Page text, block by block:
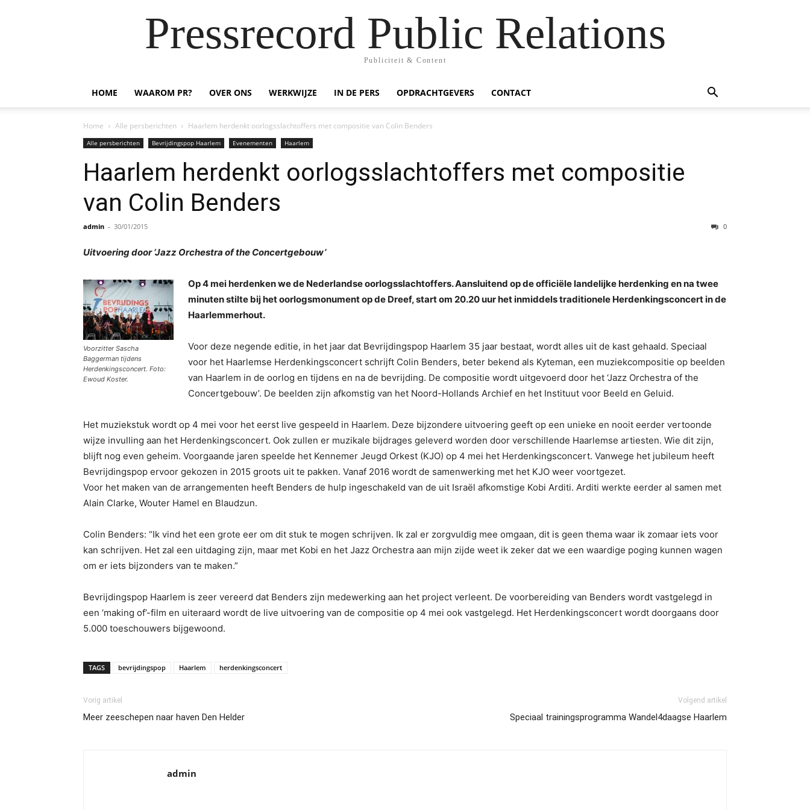
Pressrecord Public Relations
Publiciteit & Content
HOME WAAROM PR? OVER ONS WERKWIJZE IN DE PERS OPDRACHTGEVERS CONTACT
Home Alle persberichten Haarlem herdenkt oorlogsslachtoffers met compositie van Colin Benders
Alle persberichten Bevrijdingspop Haarlem Evenementen Haarlem
Haarlem herdenkt oorlogsslachtoffers met compositie
van Colin Benders
admin - 30/01/2015 0
Uitvoering door ‘Jazz Orchestra of the Concertgebouw’
Voorzitter Sascha
Baggerman tijdens
Herdenkingsconcert. Foto:
Ewoud Koster.
Op 4 mei herdenken we de Nederlandse oorlogsslachtoffers. Aansluitend op de officiële landelijke herdenking en na twee
minuten stilte bij het oorlogsmonument op de Dreef, start om 20.20 uur het inmiddels traditionele Herdenkingsconcert in de
Haarlemmerhout.
Voor deze negende editie, in het jaar dat Bevrijdingspop Haarlem 35 jaar bestaat, wordt alles uit de kast gehaald. Speciaal
voor het Haarlemse Herdenkingsconcert schrijft Colin Benders, beter bekend als Kyteman, een muziekcompositie op beelden
van Haarlem in de oorlog en tijdens en na de bevrijding. De compositie wordt uitgevoerd door het ‘Jazz Orchestra of the
Concertgebouw’. De beelden zijn afkomstig van het Noord-Hollands Archief en het Instituut voor Beeld en Geluid.
Het muziekstuk wordt op 4 mei voor het eerst live gespeeld in Haarlem. Deze bijzondere uitvoering geeft op een unieke en nooit eerder vertoonde
wijze invulling aan het Herdenkingsconcert. Ook zullen er muzikale bijdrages geleverd worden door verschillende Haarlemse artiesten. Wie dit zijn,
blijft nog even geheim. Voorgaande jaren speelde het Kennemer Jeugd Orkest (KJO) op 4 mei het Herdenkingsconcert. Vanwege het jubileum heeft
Bevrijdingspop ervoor gekozen in 2015 groots uit te pakken. Vanaf 2016 wordt de samenwerking met het KJO weer voortgezet.
Voor het maken van de arrangementen heeft Benders de hulp ingeschakeld van de uit Israël afkomstige Kobi Arditi. Arditi werkte eerder al samen met
Alain Clarke, Wouter Hamel en Blaudzun.
Colin Benders: “Ik vind het een grote eer om dit stuk te mogen schrijven. Ik zal er zorgvuldig mee omgaan, dit is geen thema waar ik zomaar iets voor
kan schrijven. Het zal een uitdaging zijn, maar met Kobi en het Jazz Orchestra aan mijn zijde weet ik zeker dat we een waardige poging kunnen wagen
om er iets bijzonders van te maken.”
Bevrijdingspop Haarlem is zeer vereerd dat Benders zijn medewerking aan het project verleent. De voorbereiding van Benders wordt vastgelegd in
een ‘making of’-film en uiteraard wordt de live uitvoering van de compositie op 4 mei ook vastgelegd. Het Herdenkingsconcert wordt doorgaans door
5.000 toeschouwers bijgewoond.
TAGS bevrijdingspop Haarlem herdenkingsconcert
Vorig artikel
Meer zeeschepen naar haven Den Helder
Volgend artikel
Speciaal trainingsprogramma Wandel4daagse Haarlem
admin